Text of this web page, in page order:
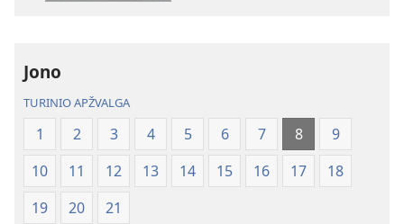
Jono
TURINIO APŽVALGA
1 2 3 4 5 6 7 8
9
10
11 12 13 14 15 16 17
18
19
20 21